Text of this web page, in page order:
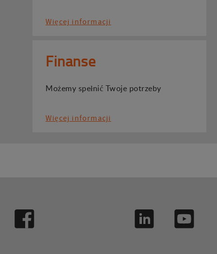
Więcej informacji
Finanse
Możemy spełnić Twoje potrzeby
Więcej informacji